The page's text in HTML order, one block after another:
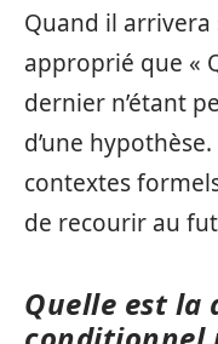
Quand il
approprié que «
dernier n’étant
d’une
contextes
de recourir au
Quelle est la